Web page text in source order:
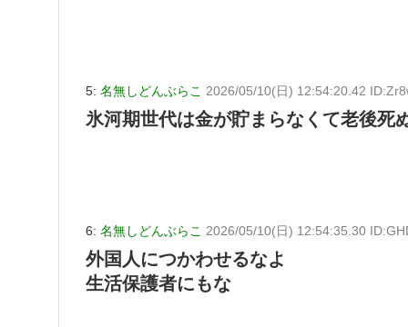
5: 名無しどんぶらこ 2026/05/10(日) 12:54:20.42
氷河期世代は金が貯まらなくて老後死
6: 名無しどんぶらこ 2026/05/10(日) 12:54:35.30
外国人につかわせるなよ
生活保護者にもな